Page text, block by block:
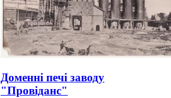
Доменні печі заводу
"Провіданс"